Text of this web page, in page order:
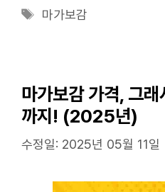
테
태
마가보감
마가보감 가격, 그
까지! (2025년)
수정일: 2025년 05월 11일